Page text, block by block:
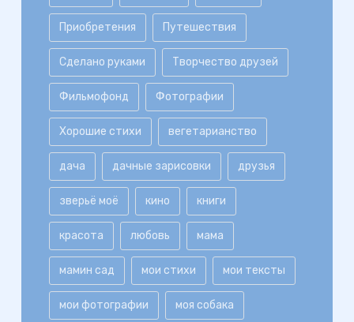
Приобретения Путешествия
Сделано руками Творчество друзей
Фильмофонд Фотографии
Хорошие стихи вегетарианство
дача дачные зарисовки друзья
зверьё моё кино книги
красота любовь мама
мамин сад мои стихи мои тексты
мои фотографии моя собака